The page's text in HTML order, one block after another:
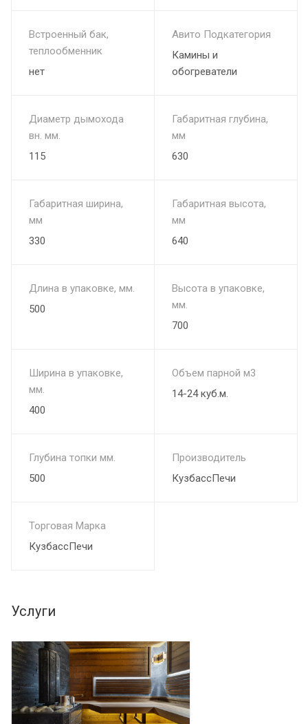
Встроенный бак,
теплообменник
нет
Авито Подкатегория
Камины и
обогреватели
Диаметр дымохода
вн. мм.
115
Габаритная глубина,
мм
630
Габаритная ширина,
мм
330
Габаритная высота,
мм
640
Длина в упаковке, мм.
500
Высота в упаковке,
мм.
700
Ширина в упаковке,
мм.
400
Объем парной м3
14-24 куб.м.
Глубина топки мм.
500
Производитель
КузбассПечи
Торговая Марка
КузбассПечи
Услуги